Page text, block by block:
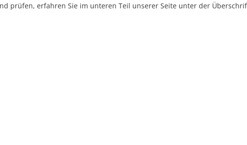
prüfen, erfahren Sie im unteren Teil unserer Seite unter der